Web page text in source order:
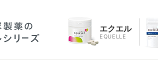
エクエル
EQUELLE